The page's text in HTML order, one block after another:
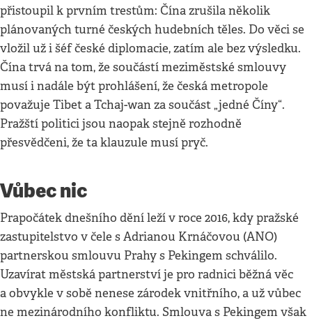
přistoupil k prvním trestům: Čína zrušila několik
plánovaných turné českých hudebních těles. Do věci se
vložil už i šéf české diplomacie, zatím ale bez výsledku.
Čína trvá na tom, že součástí meziměstské smlouvy
musí i nadále být prohlášení, že česká metropole
považuje Tibet a Tchaj-wan za součást „jedné Číny“.
Pražští politici jsou naopak stejně rozhodně
přesvědčeni, že ta klauzule musí pryč.
Vůbec nic
Prapočátek dnešního dění leží v roce 2016, kdy pražské
zastupitelstvo v čele s Adrianou Krnáčovou (ANO)
partnerskou smlouvu Prahy s Pekingem schválilo.
Uzavírat městská partnerství je pro radnici běžná věc
a obvykle v sobě nenese zárodek vnitřního, a už vůbec
ne mezinárodního konfliktu. Smlouva s Pekingem však